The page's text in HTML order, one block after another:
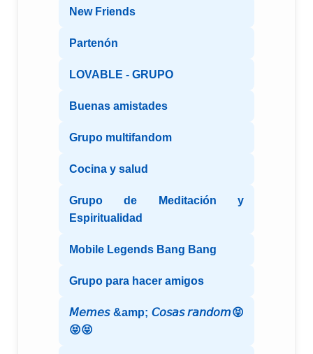
New Friends
Partenón
LOVABLE - GRUPO
Buenas amistades
Grupo multifandom
Cocina y salud
Grupo de Meditación y
Espiritualidad
Mobile Legends Bang Bang
Grupo para hacer amigos
𝘔𝘦𝘮𝘦𝘴 &amp; 𝘊𝘰𝘴𝘢𝘴 𝘳𝘢𝘯𝘥𝘰𝘮😝
😝😝